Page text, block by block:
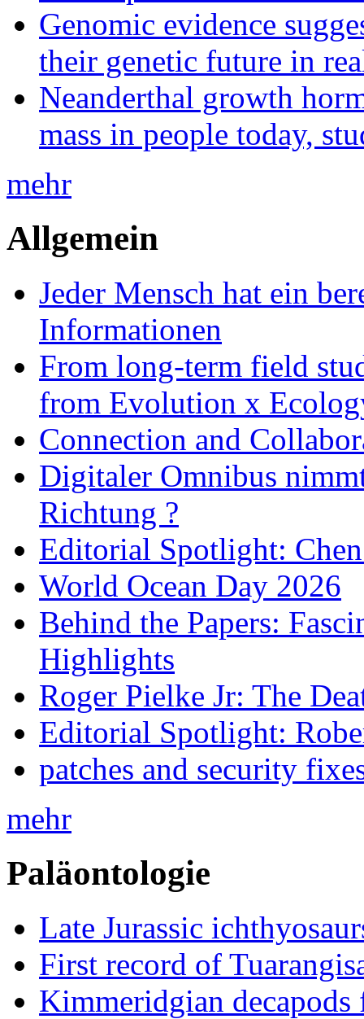
Genomic evidence
their genetic future in
Neanderthal growth
mass in people today,
mehr
Allgemein
Jeder Mensch hat ein
Informationen
From long-term field
from Evolution x
Connection and
Digitaler Omnibus
Richtung ?
Editorial Spotlight:
World Ocean Day 2026
Behind the Papers:
Highlights
Roger Pielke Jr: The
Editorial Spotlight:
patches and security
mehr
Paläontologie
Late Jurassic
First record of
Kimmeridgian